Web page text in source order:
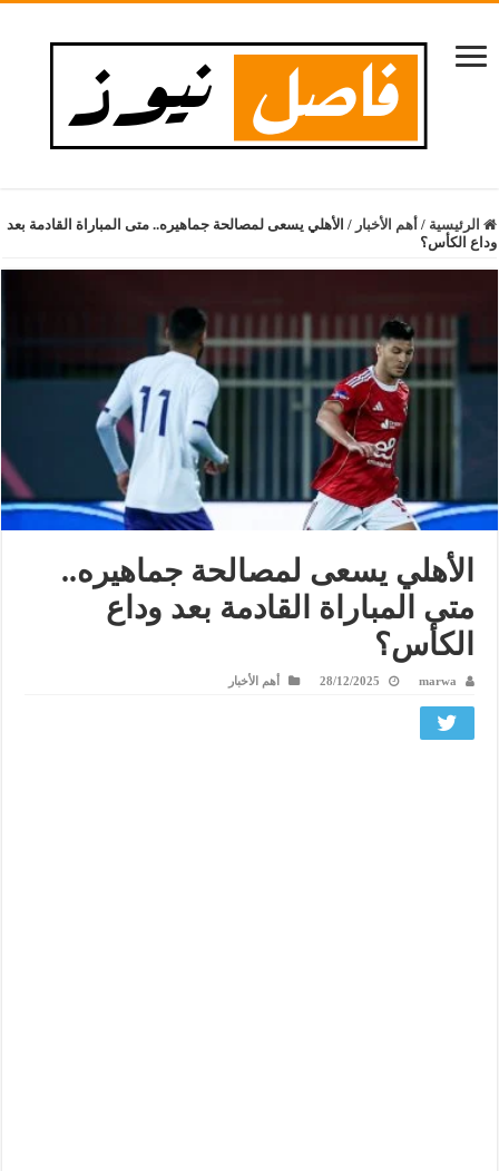
الرئيسية / أهم الأخبار / الأهلي يسعى لمصالحة جماهيره.. متى المباراة القادمة بعد
وداع الكأس؟
الأهلي يسعى لمصالحة جماهيره..
متى المباراة القادمة بعد وداع
الكأس؟
marwa
28/12/2025 أهم الأخبار